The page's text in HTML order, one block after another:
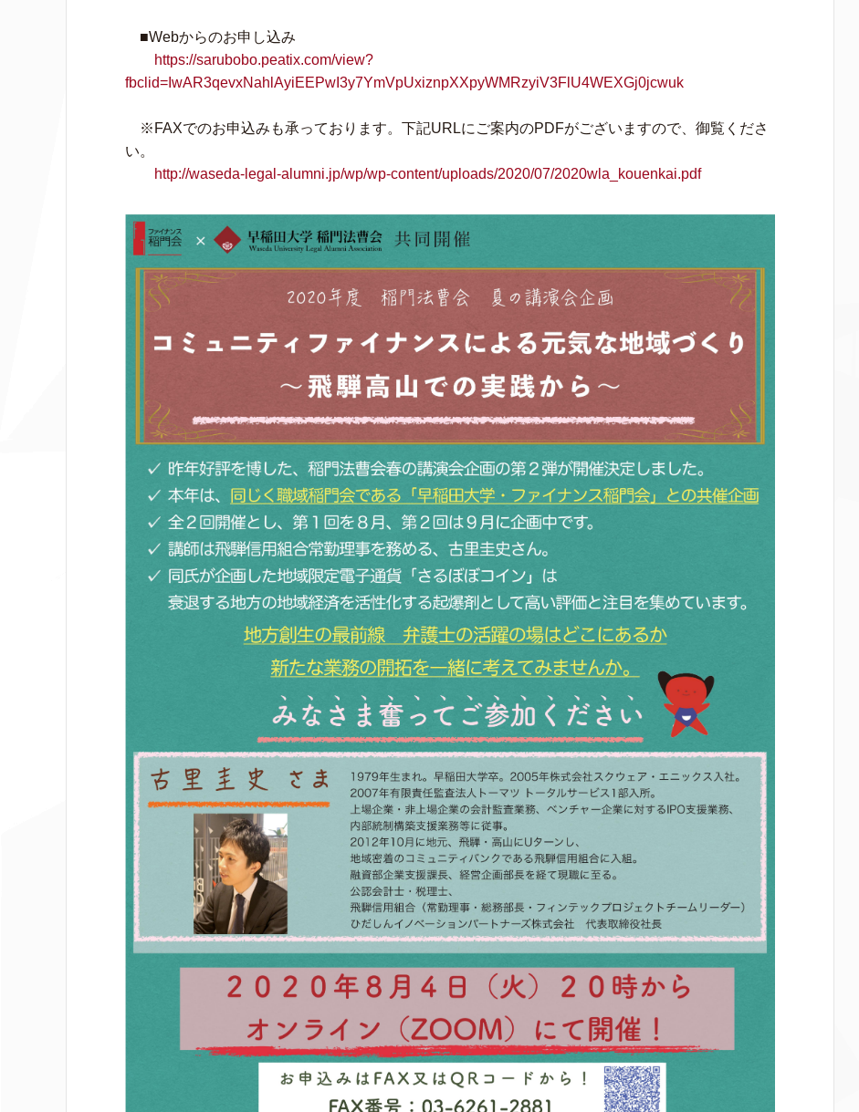
■Webからのお申し込み
https://sarubobo.peatix.com/view?
fbclid=IwAR3qevxNahlAyiEEPwI3y7YmVpUxiznpXXpyWMRzyiV3FlU4WEXGj0jcwuk
※FAXでのお申込みも承っております。下記URLにご案内のPDFがございますので、御覧くださ
い。
http://waseda-legal-alumni.jp/wp/wp-content/uploads/2020/07/2020wla_kouenkai.pdf